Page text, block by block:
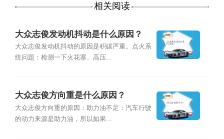
相关阅读
大众志俊发动机抖动是什么原因？
大众志俊发动机抖动的原因是积碳严重。点火系
统问題：检测一下火花塞、高压...
大众志俊方向重是什么原因？
大众志俊方向重的原因：助力油不足：汽车行驶
的动力来源是助力油，所以如果...